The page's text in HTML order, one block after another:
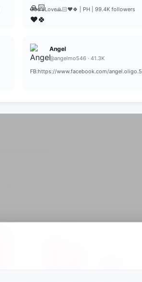
God'sLove🙏🏻❤️🍀 | PH | 99.4K followers
Angel
@angelmo546 · 41.3K
FB:https://www.facebook.com/angel.oligo.5